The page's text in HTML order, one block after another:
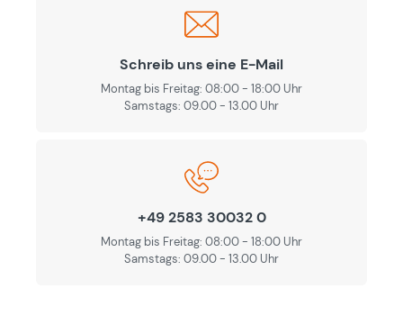
Schreib uns eine E-Mail
Montag bis Freitag: 08:00 - 18:00 Uhr
Samstags: 09.00 - 13.00 Uhr
+49 2583 30032 0
Montag bis Freitag: 08:00 - 18:00 Uhr
Samstags: 09.00 - 13.00 Uhr